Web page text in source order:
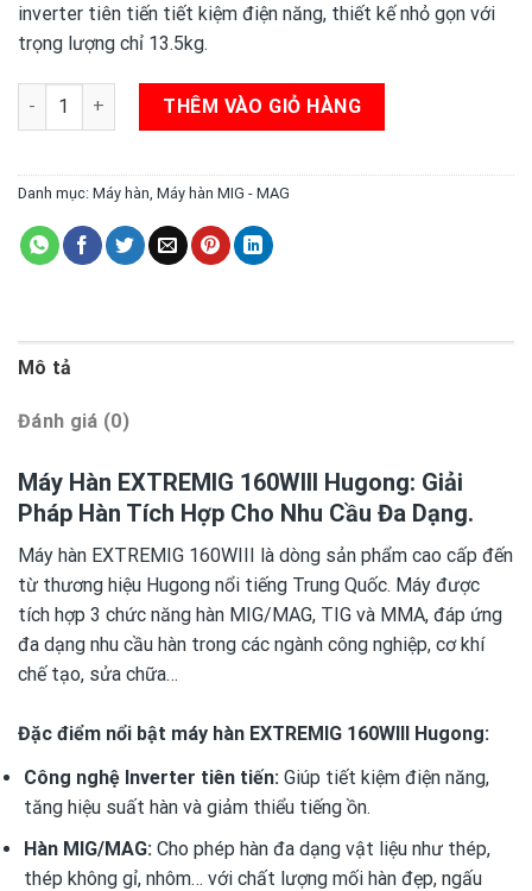
inverter tiên tiến tiết kiệm điện năng, thiết kế nhỏ gọn với
trọng lượng chỉ 13.5kg.
Máy hàn MIG EXTREMIG 160WIII Hugong số lượng
THÊM VÀO GIỎ HÀNG
Danh mục: Máy hàn Máy hàn MIG - MAG
Mô tả
Đánh giá (0)
Máy Hàn EXTREMIG 160WIII Hugong: Giải
Pháp Hàn Tích Hợp Cho Nhu Cầu Đa Dạng.
Máy hàn EXTREMIG 160WIII là dòng sản phẩm cao cấp đến
từ thương hiệu Hugong nổi tiếng Trung Quốc. Máy được
tích hợp 3 chức năng hàn MIG/MAG, TIG và MMA, đáp ứng
đa dạng nhu cầu hàn trong các ngành công nghiệp, cơ khí
chế tạo, sửa chữa…
Đặc điểm nổi bật máy hàn EXTREMIG 160WIII Hugong:
Công nghệ Inverter tiên tiến:Giúp tiết kiệm điện năng,
tăng hiệu suất hàn và giảm thiểu tiếng ồn.
Hàn MIG/MAG:Cho phép hàn đa dạng vật liệu như thép,
thép không gỉ, nhôm… với chất lượng mối hàn đẹp, ngấu